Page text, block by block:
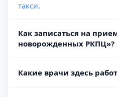
такси.
Как записаться на
новорожденных РКПЦ»?
Какие врачи здесь